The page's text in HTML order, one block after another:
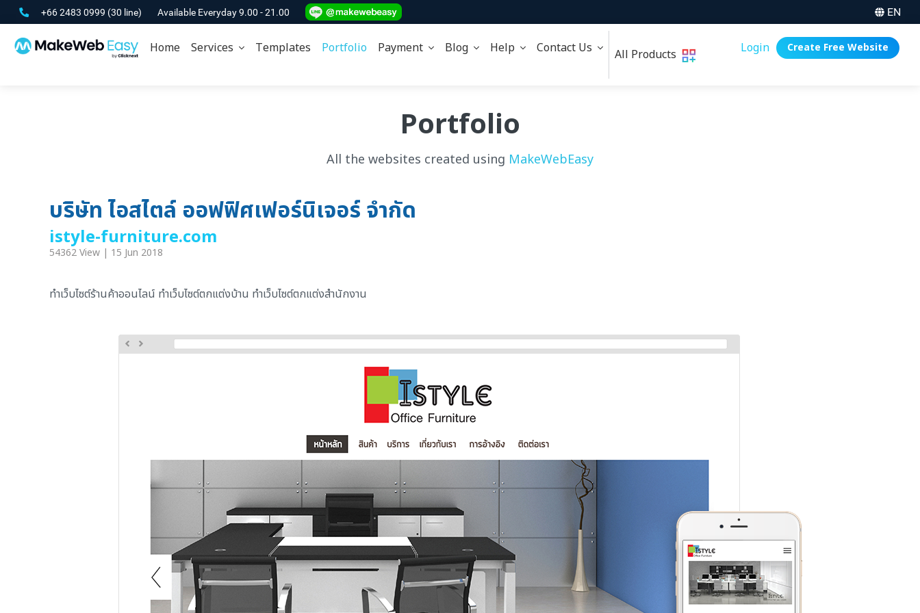
+66 2483 0999 (30 line) Available Everyday 9.00 - 21.00 EN
Home Services Templates Portfolio Payment Blog Help Contact Us All Products Login Create Free Website
Portfolio
All the websites created using MakeWebEasy
บริษัท ไอสไตล์ ออฟฟิศเฟอร์นิเจอร์ จำกัด
istyle-furniture.com
54362 View | 15 Jun 2018
ทำเว็บไซต์ร้านค้าออนไลน์ ทำเว็บไซต์ตกแต่งบ้าน ทำเว็บไซต์ตกแต่งสำนักงาน